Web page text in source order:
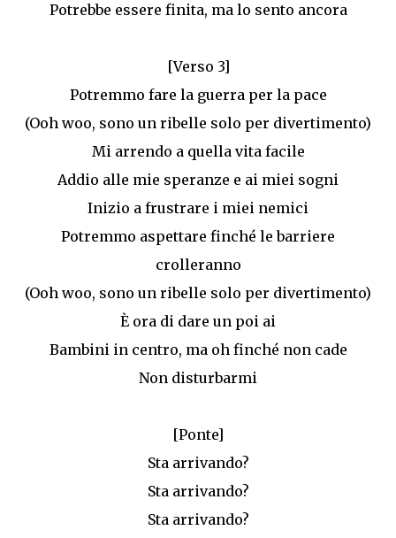
Potrebbe essere finita, ma lo sento ancora
[Verso 3]
Potremmo fare la guerra per la pace
(Ooh woo, sono un ribelle solo per divertimento)
Mi arrendo a quella vita facile
Addio alle mie speranze e ai miei sogni
Inizio a frustrare i miei nemici
Potremmo aspettare finché le barriere
crolleranno
(Ooh woo, sono un ribelle solo per divertimento)
È ora di dare un poi ai
Bambini in centro, ma oh finché non cade
Non disturbarmi
[Ponte]
Sta arrivando?
Sta arrivando?
Sta arrivando?